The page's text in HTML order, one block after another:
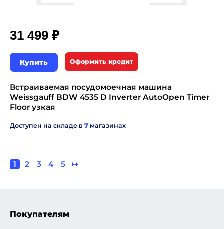
31 499 ₽
Купить Оформить кредит
Встраиваемая посудомоечная машина
Weissgauff BDW 4535 D Inverter AutoOpen Timer
Floor узкая
Доступен на складе в 7 магазинах
Нумерация
Текущая
1 Page
2 Page
3 Page
4 Page
5
Следующая
↦
Покупателям